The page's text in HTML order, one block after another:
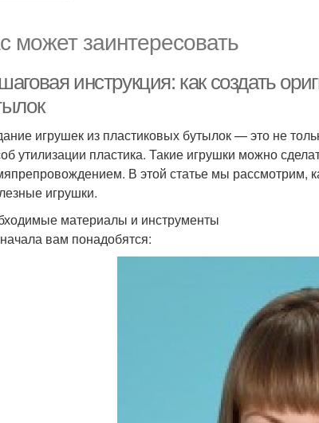
может заинтересовать
инструкция: как создать
игрушек из пластиковых бутылок — это не
утилизации пластика. Такие игрушки можно
В этой статье мы рассмотрим,
игрушки.
материалы и инструменты
вам понадобятся: